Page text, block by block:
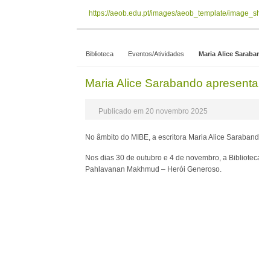
https://aeob.edu.pt/images/aeob_template/
Biblioteca Eventos/Atividades Maria Alice
Maria Alice Sarabando
Publicado em 20 novembro 2025
No âmbito do MIBE, a escritora Maria Alice
Nos dias 30 de outubro e 4 de novembro, a
Pahlavanan Makhmud – Herói Generoso.